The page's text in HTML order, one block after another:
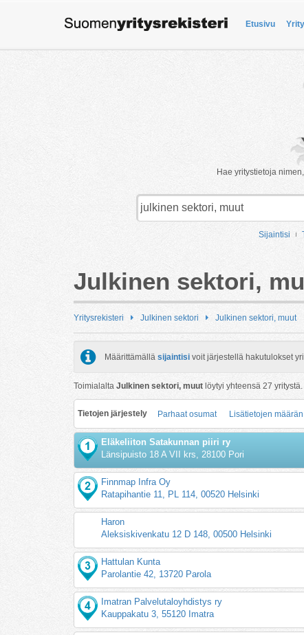
Etusivu
Hae yritystietoja
Sijaintisi
Julkinen sektori,
Yritysrekisteri Julkinen sektori Julkinen sektori, muut
Määrittämällä sijaintisi voit järjestellä hakutulokset
Toimialalta Julkinen sektori, muut löytyi yhteensä 27 yritystä.
Tietojen järjestely Parhaat osumat Lisätietojen
Eläkeliiton Satakunnan piiri ry
Länsipuisto 18 A VII krs, 28100 Pori
Finnmap Infra Oy
Ratapihantie 11, PL 114, 00520 Helsinki
Haron
Aleksiskivenkatu 12 D 148, 00500 Helsinki
Hattulan Kunta
Parolantie 42, 13720 Parola
Imatran Palvelutaloyhdistys ry
Kauppakatu 3, 55120 Imatra